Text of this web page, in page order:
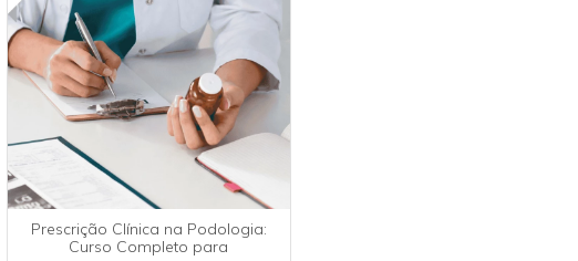
Prescrição Clínica na Podologia:
Curso Completo para